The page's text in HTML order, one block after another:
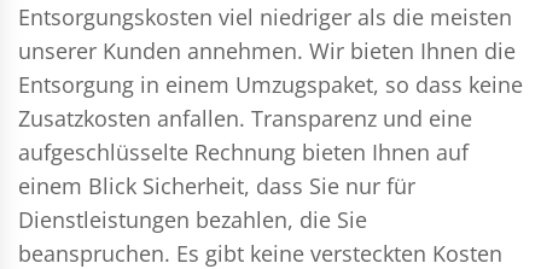
Entsorgungskosten viel niedriger als die meisten
unserer Kunden annehmen. Wir bieten Ihnen die
Entsorgung in einem Umzugspaket, so dass keine
Zusatzkosten anfallen. Transparenz und eine
aufgeschlüsselte Rechnung bieten Ihnen auf
einem Blick Sicherheit, dass Sie nur für
Dienstleistungen bezahlen, die Sie
beanspruchen. Es gibt keine versteckten Kosten